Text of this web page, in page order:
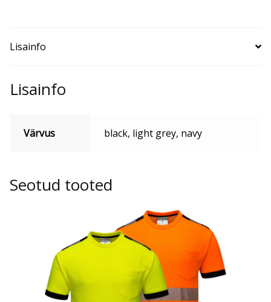
Lisainfo
Lisainfo
Värvus black, light grey, navy
Seotud tooted